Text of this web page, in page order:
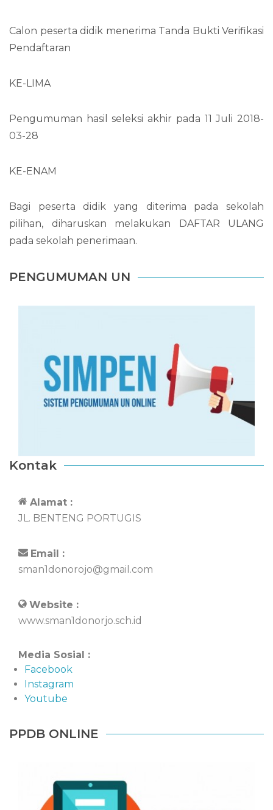
PENGUMUMAN UN
Kontak
Alamat :
JL. BENTENG PORTUGIS
Email :
sman1donorojo@gmail.com
Website :
www.sman1donorjo.sch.id
Media Sosial :
Facebook
Instagram
Youtube
PPDB ONLINE
Calon peserta didik menerima Tanda Bukti Verifikasi
Pendaftaran
KE-LIMA
Pengumuman hasil seleksi akhir pada 11 Juli 2018-
03-28
KE-ENAM
Bagi peserta didik yang diterima pada sekolah
pilihan, diharuskan melakukan DAFTAR ULANG
pada sekolah penerimaan.